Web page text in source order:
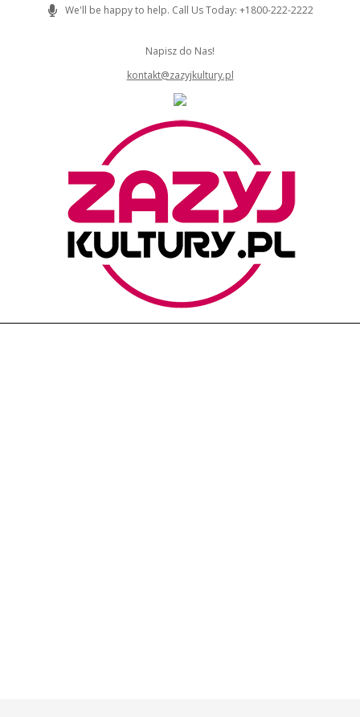
We'll be happy to help. Call Us Today: +1800-222-2222
Napisz do Nas!
kontakt@zazyjkultury.pl
ZAZYJKULTURY